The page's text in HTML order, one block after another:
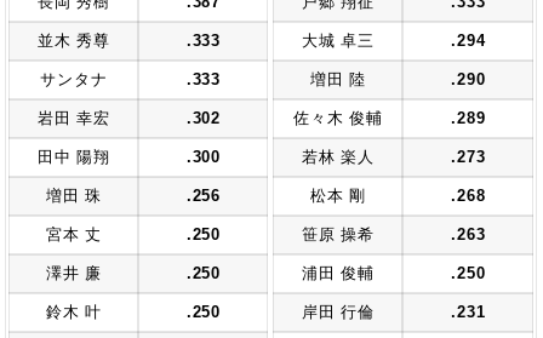
並木 秀尊 .333
サンタナ .333
岩田 幸宏 .302
田中 陽翔 .300
増田 珠 .256
宮本 丈 .250
澤井 廉 .250
鈴木 叶 .250
大城 卓三 .294
増田 陸 .290
佐々木 俊輔 .289
若林 楽人 .273
松本 剛 .268
笹原 操希 .263
浦田 俊輔 .250
岸田 行倫 .231